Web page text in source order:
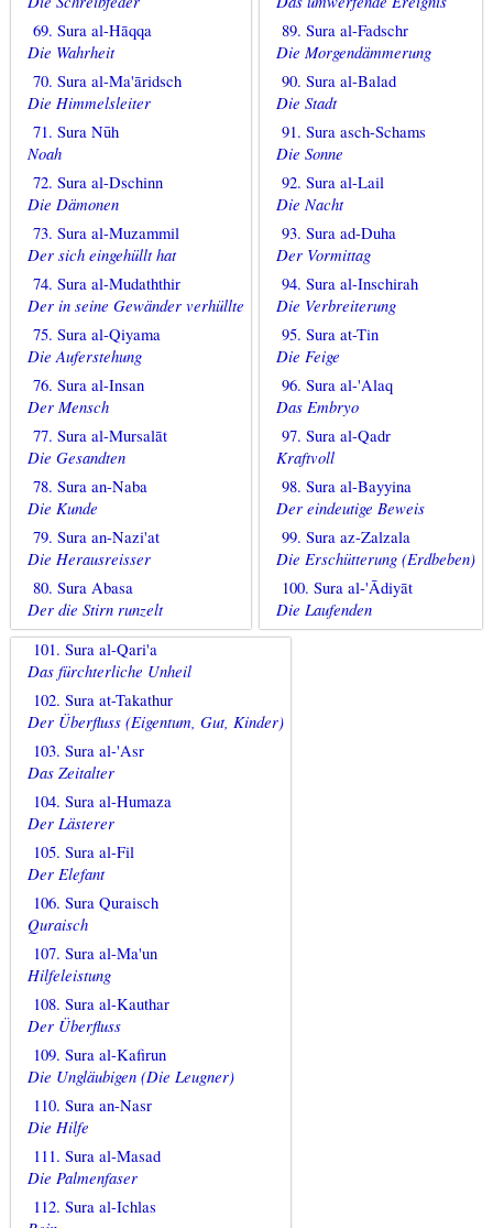
69. Sura al-Hāqqa
Die Wahrheit
70. Sura al-Ma'āridsch
Die Himmelsleiter
71. Sura Nūh
Noah
72. Sura al-Dschinn
Die Dämonen
73. Sura al-Muzammil
Der sich eingehüllt hat
74. Sura al-Mudaththir
Der in seine Gewänder verhüllte
75. Sura al-Qiyama
Die Auferstehung
76. Sura al-Insan
Der Mensch
77. Sura al-Mursalāt
Die Gesandten
78. Sura an-Naba
Die Kunde
79. Sura an-Nazi'at
Die Herausreisser
80. Sura Abasa
Der die Stirn runzelt
89. Sura al-Fadschr
Die Morgendämmerung
90. Sura al-Balad
Die Stadt
91. Sura asch-Schams
Die Sonne
92. Sura al-Lail
Die Nacht
93. Sura ad-Duha
Der Vormittag
94. Sura al-Inschirah
Die Verbreiterung
95. Sura at-Tin
Die Feige
96. Sura al-'Alaq
Das Embryo
97. Sura al-Qadr
Kraftvoll
98. Sura al-Bayyina
Der eindeutige Beweis
99. Sura az-Zalzala
Die Erschütterung (Erdbeben)
100. Sura al-'Ādiyāt
Die Laufenden
101. Sura al-Qari'a
Das fürchterliche Unheil
102. Sura at-Takathur
Der Überfluss (Eigentum, Gut, Kinder)
103. Sura al-'Asr
Das Zeitalter
104. Sura al-Humaza
Der Lästerer
105. Sura al-Fil
Der Elefant
106. Sura Quraisch
Quraisch
107. Sura al-Ma'un
Hilfeleistung
108. Sura al-Kauthar
Der Überfluss
109. Sura al-Kafirun
Die Ungläubigen (Die Leugner)
110. Sura an-Nasr
Die Hilfe
111. Sura al-Masad
Die Palmenfaser
112. Sura al-Ichlas